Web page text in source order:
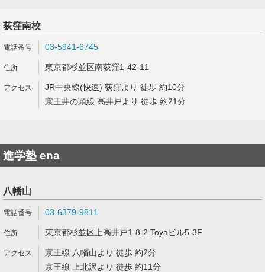
荻窪南校
03-5941-6745
東京都杉並区南荻窪1-42-11
JR中央線(快速) 荻窪より 徒歩 約10分
京王井の頭線 高井戸より 徒歩 約21分
進学塾 ena
八幡山
03-6379-9811
東京都杉並区上高井戸1-8-2 Toyaビル5-3F
京王線 八幡山より 徒歩 約2分
京王線 上北沢より 徒歩 約11分